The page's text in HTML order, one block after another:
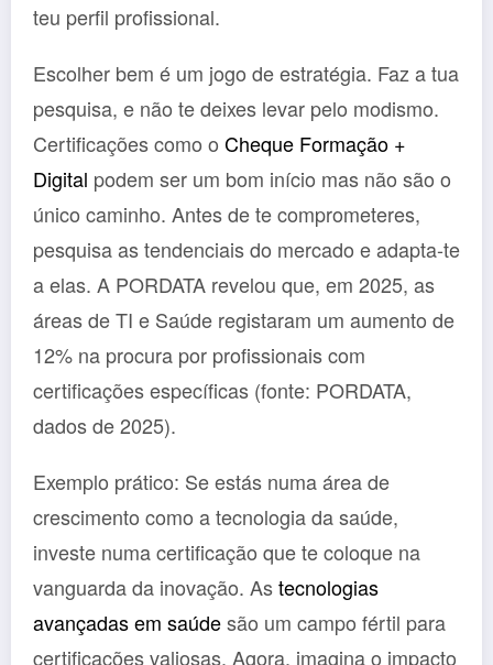
teu perfil profissional.
Escolher bem é um jogo de estratégia. Faz a tua
pesquisa, e não te deixes levar pelo modismo.
Certificações como o Cheque Formação +
Digital podem ser um bom início mas não são o
único caminho. Antes de te comprometeres,
pesquisa as tendenciais do mercado e adapta-te
a elas. A PORDATA revelou que, em 2025, as
áreas de TI e Saúde registaram um aumento de
12% na procura por profissionais com
certificações específicas (fonte: PORDATA,
dados de 2025).
Exemplo prático: Se estás numa área de
crescimento como a tecnologia da saúde,
investe numa certificação que te coloque na
vanguarda da inovação. Astecnologias
avançadas em saúdesão um campo fértil para
certificações valiosas. Agora, imagina o impacto